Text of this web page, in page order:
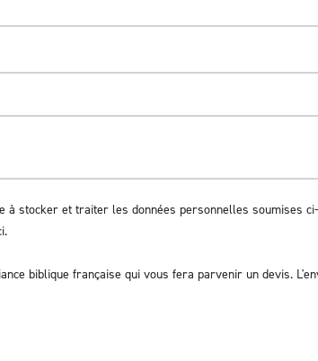
à stocker et traiter les données personnelles soumises
.
biblique française qui vous fera parvenir un devis.